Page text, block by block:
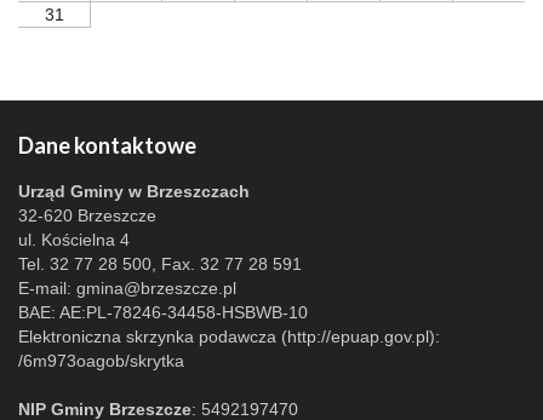
31
Dane kontaktowe
Urząd Gminy w Brzeszczach
32-620 Brzeszcze
ul. Kościelna 4
Tel. 32 77 28 500, Fax. 32 77 28 591
E-mail: gmina@brzeszcze.pl
BAE: AE:PL-78246-34458-HSBWB-10
Elektroniczna skrzynka podawcza (http://epuap.gov.pl):
/6m973oagob/skrytka
NIP Gminy Brzeszcze: 5492197470